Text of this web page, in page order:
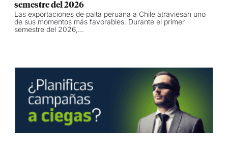
semestre del 2026
Las exportaciones de palta peruana a Chile atraviesan uno
de sus momentos más favorables. Durante el primer
semestre del 2026,...